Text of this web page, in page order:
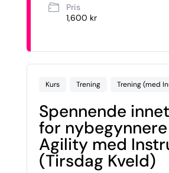
Pris
1,600 kr
Kurs Trening Trening (med
Spennende
for
Agility med
(Tirsdag Kveld)